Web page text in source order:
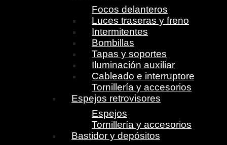
Focos delanteros
Luces traseras y freno
Intermitentes
Bombillas
Tapas y soportes
Iluminación auxiliar
Cableado e interruptores
Tornillería y accesorios
Espejos retrovisores
Espejos
Tornillería y accesorios
Bastidor y depósitos